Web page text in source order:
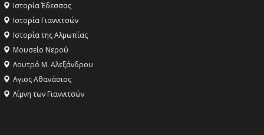
Ιστορία Έδεσσας
Ιστορία Γιαννιτσών
Ιστορία της Αλμωπίας
Μουσείο Νερού
Λουτρό Μ. Αλεξάνδρου
Αγιος Αθανάσιος
Λίμνη των Γιαννιτσών